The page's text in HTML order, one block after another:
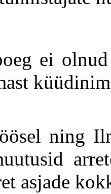
ei olnud
ning
asjade